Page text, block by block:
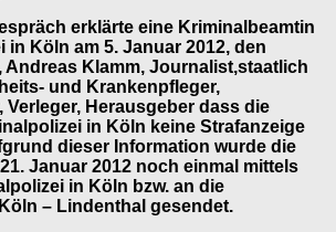
erklärte eine Kriminalbeamtin
in Köln am 5. Januar 2012, den
Andreas Klamm, Journalist,staatlich
und Krankenpfleger,
Verleger, Herausgeber dass die
in Köln keine Strafanzeige
dieser Information wurde die
Januar 2012 noch einmal mittels
in Köln bzw. an die
– Lindenthal gesendet.